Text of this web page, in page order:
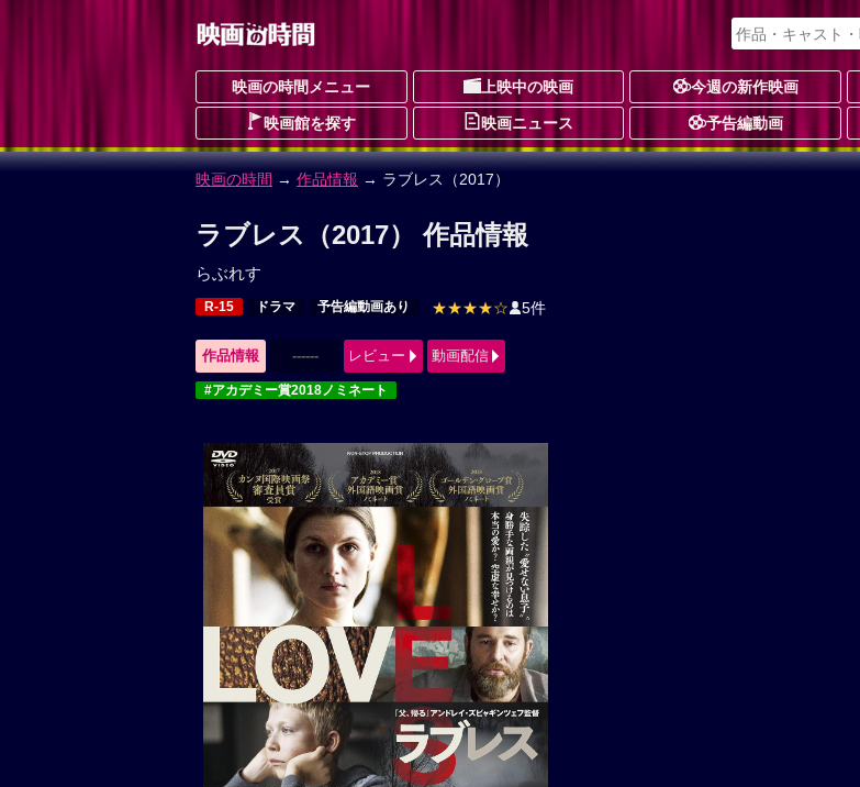
映画の時間メニュー 上映中の映画 今週の新作映画
映画館を探す 映画ニュース 予告編動画
映画の時間 → 作品情報 → ラブレス（2017）
ラブレス（2017） 作品情報
らぶれす
R-15 ドラマ 予告編動画あり ★★★★☆ 5件
作品情報 ------ レビュー 動画配信
#アカデミー賞2018ノミネート